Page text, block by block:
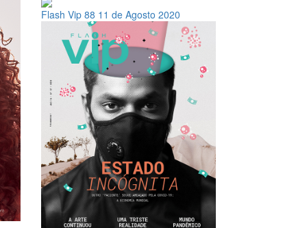
Flash Vip 88 11 de Agosto 2020